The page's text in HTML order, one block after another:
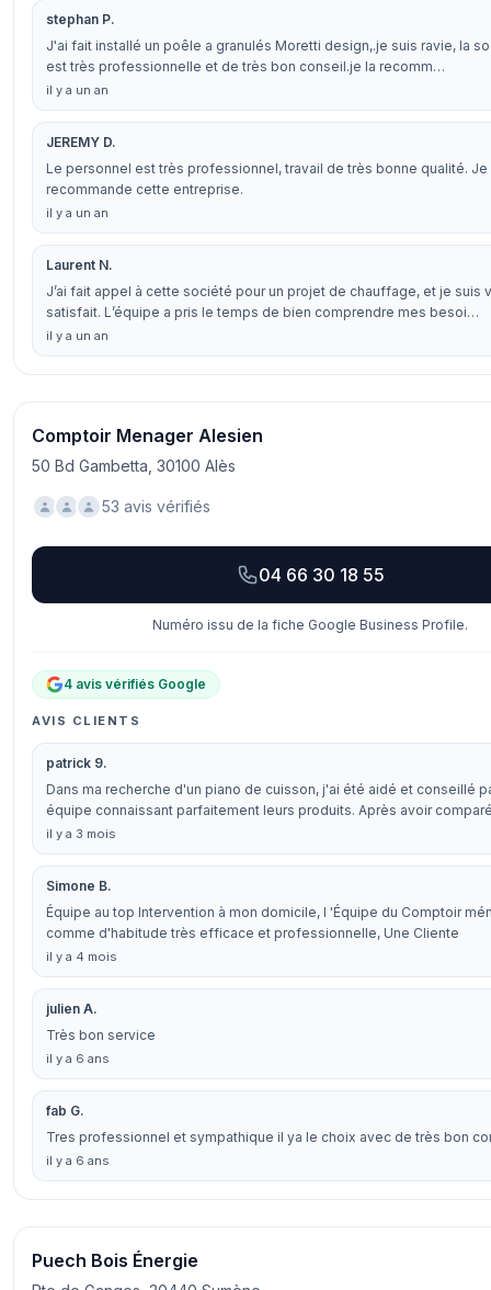
stephan P.
J'ai fait installé un poêle a granulés Moretti design,.je suis ravie, la
est très professionnelle et de très bon conseil.je la recomm…
il y a un an
JEREMY D.
Le personnel est très professionnel, travail de très bonne qualité. Je
recommande cette entreprise.
il y a un an
Laurent N.
J’ai fait appel à cette société pour un projet de chauffage, et je suis
satisfait. L’équipe a pris le temps de bien comprendre mes besoi…
il y a un an
Comptoir Menager Alesien
50 Bd Gambetta, 30100 Alès
53 avis vérifiés
04 66 30 18 55
Numéro issu de la fiche Google Business Profile.
4 avis vérifiés Google
AVIS CLIENTS
patrick 9.
Dans ma recherche d'un piano de cuisson, j'ai été aidé et conseillé
équipe connaissant parfaitement leurs produits. Après avoir
il y a 3 mois
Simone B.
Équipe au top Intervention à mon domicile, l 'Équipe du Comptoir
comme d'habitude très efficace et professionnelle, Une Cliente
il y a 4 mois
julien A.
Très bon service
il y a 6 ans
fab G.
Tres professionnel et sympathique il ya le choix avec de très bon
il y a 6 ans
Puech Bois Énergie